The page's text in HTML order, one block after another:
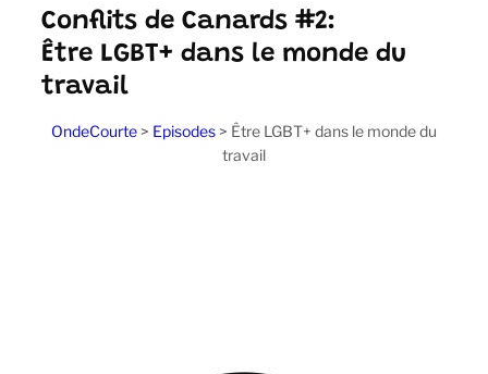
Conflits de Canards #2:
Être LGBT+ dans le monde du
travail
OndeCourte > Episodes > Être LGBT+ dans le monde du
travail